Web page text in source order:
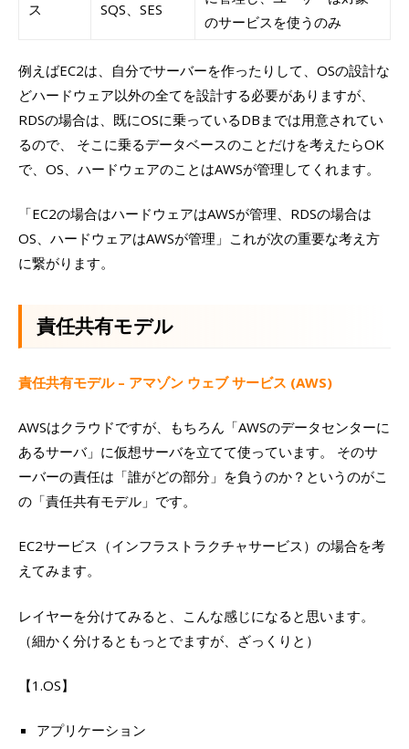
ス SQS、SES
のサービスを使うのみ
例えばEC2は、自分でサーバーを作ったりして、OSの設計な
どハードウェア以外の全てを設計する必要がありますが、
RDSの場合は、既にOSに乗っているDBまでは用意されてい
るので、 そこに乗るデータベースのことだけを考えたらOK
で、OS、ハードウェアのことはAWSが管理してくれます。
「EC2の場合はハードウェアはAWSが管理、RDSの場合は
OS、ハードウェアはAWSが管理」これが次の重要な考え方
に繋がります。
責任共有モデル
責任共有モデル – アマゾン ウェブ サービス (AWS)
AWSはクラウドですが、もちろん「AWSのデータセンターに
あるサーバ」に仮想サーバを立てて使っています。 そのサ
ーバーの責任は「誰がどの部分」を負うのか？というのがこ
の「責任共有モデル」です。
EC2サービス（インフラストラクチャサービス）の場合を考
えてみます。
レイヤーを分けてみると、こんな感じになると思います。
（細かく分けるともっとでますが、ざっくりと）
【1.OS】
アプリケーション